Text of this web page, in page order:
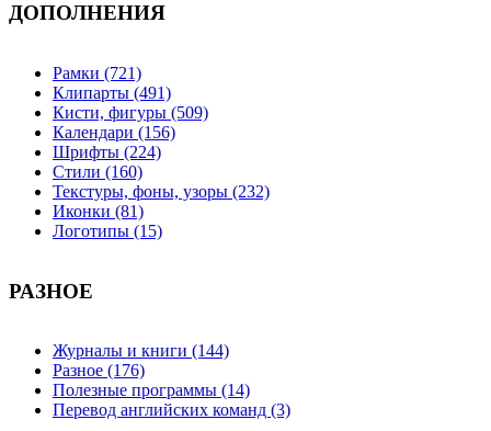
ДОПОЛНЕНИЯ
Рамки (721)
Клипарты (491)
Кисти, фигуры (509)
Календари (156)
Шрифты (224)
Стили (160)
Текстуры, фоны, узоры (232)
Иконки (81)
Логотипы (15)
РАЗНОЕ
Журналы и книги (144)
Разное (176)
Полезные программы (14)
Перевод английских команд (3)